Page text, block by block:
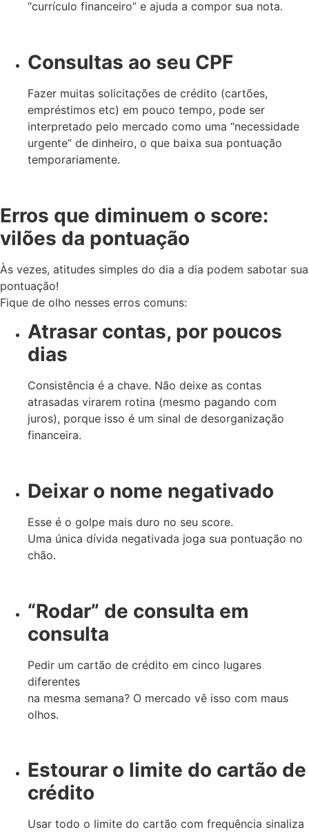
“currículo financeiro” e ajuda a compor sua nota.
Consultas ao seu CPF
Fazer muitas solicitações de crédito (cartões,
empréstimos etc) em pouco tempo, pode ser
interpretado pelo mercado como uma “necessidade
urgente” de dinheiro, o que baixa sua pontuação
temporariamente.
Erros que diminuem o score:
vilões da pontuação
Às vezes, atitudes simples do dia a dia podem sabotar sua
pontuação!
Fique de olho nesses erros comuns:
Atrasar contas, por poucos
dias
Consistência é a chave. Não deixe as contas
atrasadas virarem rotina (mesmo pagando com
juros), porque isso é um sinal de desorganização
financeira.
Deixar o nome negativado
Esse é o golpe mais duro no seu score.
Uma única dívida negativada joga sua pontuação no
chão.
“Rodar” de consulta em
consulta
Pedir um cartão de crédito em cinco lugares
diferentes
na mesma semana? O mercado vê isso com maus
olhos.
Estourar o limite do cartão de
crédito
Usar todo o limite do cartão com frequência sinaliza